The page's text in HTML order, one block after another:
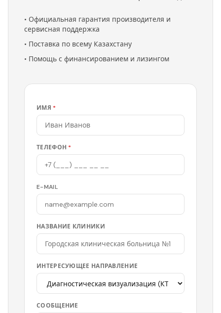
• Официальная гарантия производителя и
сервисная поддержка
• Поставка по всему Казахстану
• Помощь с финансированием и лизингом
ИМЯ *
ТЕЛЕФОН *
E-MAIL
НАЗВАНИЕ КЛИНИКИ
ИНТЕРЕСУЮЩЕЕ НАПРАВЛЕНИЕ
СООБЩЕНИЕ